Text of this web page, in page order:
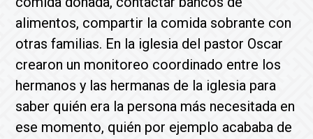
alimentos, compartir la comida sobrante con
otras familias. En la iglesia del pastor Oscar
crearon un monitoreo coordinado entre los
hermanos y las hermanas de la iglesia para
saber quién era la persona más necesitada en
ese momento, quién por ejemplo acababa de